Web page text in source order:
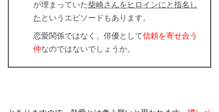
が埋まっていた柴崎さんをヒロインにと指名し
た というエピソードもあります。
恋愛関係ではなく、俳優として信頼を寄せ合う
仲なのではないでしょうか。